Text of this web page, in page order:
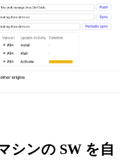
シンの SW を自